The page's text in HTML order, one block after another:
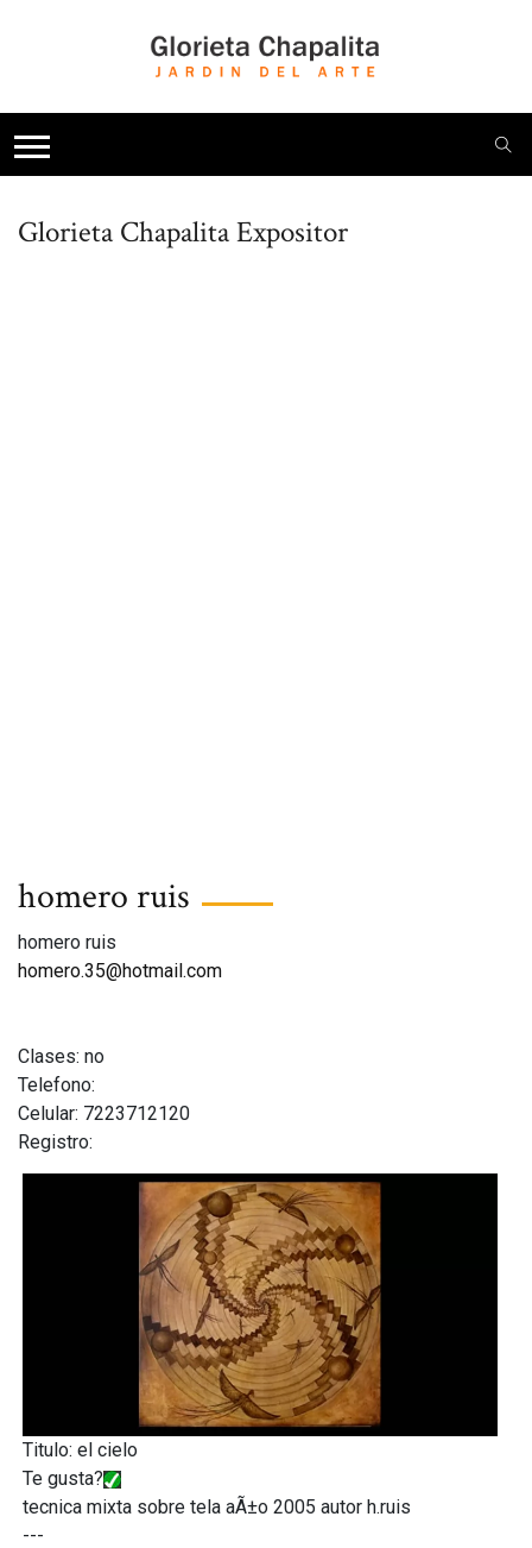
Glorieta ChapalitaExpositor
homero ruis
homero ruis
homero.35@hotmail.com
Clases: no
Telefono:
Celular: 7223712120
Registro:
Titulo: el cielo
Te gusta?
tecnica mixta sobre tela aÃ±o 2005 autor h.ruis
---